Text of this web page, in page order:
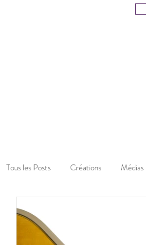
Tous les Posts Créations Médias